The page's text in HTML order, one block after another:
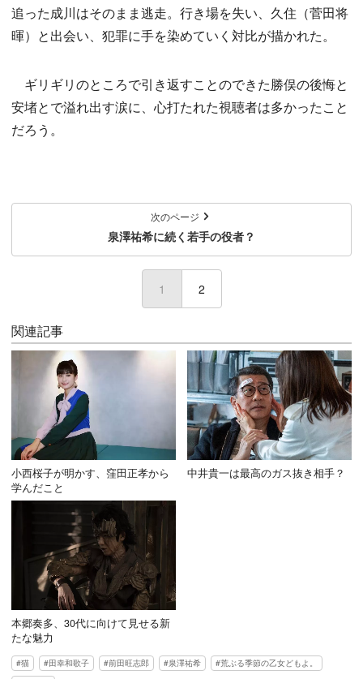
追った成川はそのまま逃走。行き場を失い、久住（菅田将
暉）と出会い、犯罪に手を染めていく対比が描かれた。
ギリギリのところで引き返すことのできた勝俣の後悔と
安堵とで溢れ出す涙に、心打たれた視聴者は多かったこと
だろう。
次のページ
泉澤祐希に続く若手の役者？
1 (current)
2
関連記事
小西桜子が明かす、窪田正孝から
学んだこと
中井貴一は最高のガス抜き相手？
本郷奏多、30代に向けて見せる新
たな魅力
猫 田幸和歌子 前田旺志郎 泉澤祐希
荒ぶる季節の乙女どもよ。